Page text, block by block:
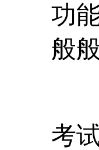
功
般
考